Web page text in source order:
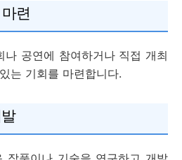
련
나 공연에 참여하거나 직접 개최
는 기회를 마련합니다.